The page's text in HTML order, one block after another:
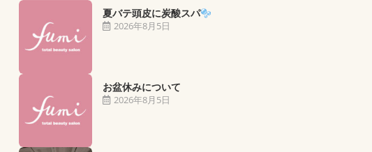
夏バテ頭皮に炭酸スパ
2026年8月5日
お盆休みについて
2026年8月5日